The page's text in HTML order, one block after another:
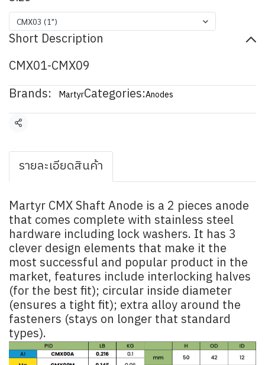
CMX03 (1")
Short Description
CMX01-CMX09
Brands:
MartyrCategories:Anodes
Share
รายละเอียดสินค้า
Martyr CMX Shaft Anode is a 2 pieces anode
that comes complete with stainless steel
hardware including lock washers. It has 3
clever design elements that make it the
most successful and popular product in the
market, features include interlocking halves
(for the best fit); circular inside diameter
(ensures a tight fit); extra alloy around the
fasteners (stays on longer that standard
types).